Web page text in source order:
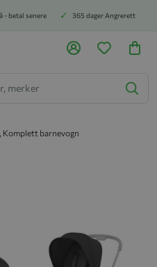
- betal senere 365 dager Angrerett
Komplett barnevogn